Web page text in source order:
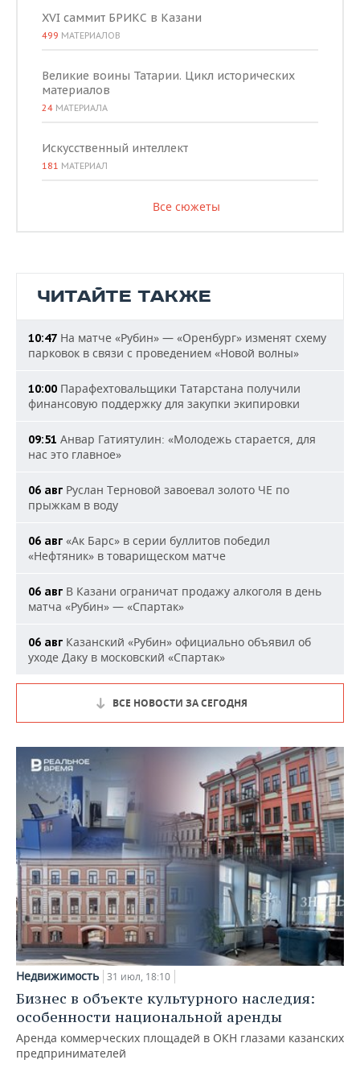
XVI саммит БРИКС в Казани
499 МАТЕРИАЛОВ
Великие воины Татарии. Цикл исторических
материалов
24 МАТЕРИАЛА
Искусственный интеллект
181 МАТЕРИАЛ
Все сюжеты
ЧИТАЙТЕ ТАКЖЕ
10:47 На матче «Рубин» — «Оренбург» изменят схему
парковок в связи с проведением «Новой волны»
10:00 Парафехтовальщики Татарстана получили
финансовую поддержку для закупки экипировки
09:51 Анвар Гатиятулин: «Молодежь старается, для
нас это главное»
06 авг Руслан Терновой завоевал золото ЧЕ по
прыжкам в воду
06 авг «Ак Барс» в серии буллитов победил
«Нефтяник» в товарищеском матче
06 авг В Казани ограничат продажу алкоголя в день
матча «Рубин» — «Спартак»
06 авг Казанский «Рубин» официально объявил об
уходе Даку в московский «Спартак»
ВСЕ НОВОСТИ ЗА СЕГОДНЯ
Недвижимость 31 июл, 18:10
Бизнес в объекте культурного наследия:
особенности национальной аренды
Аренда коммерческих площадей в ОКН глазами казанских
предпринимателей